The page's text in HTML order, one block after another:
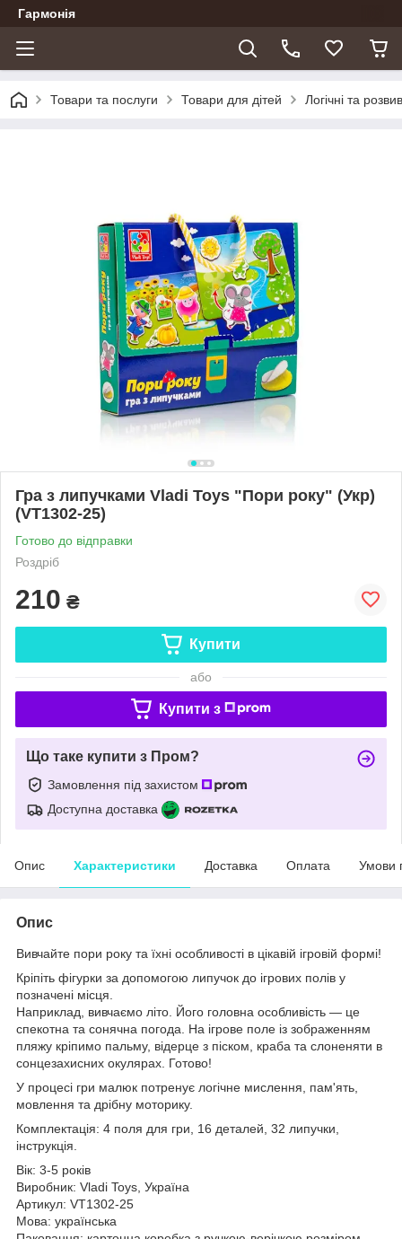
Гармонія
Товари та послуги Товари для дітей Логічні та
Гра з липучками Vladi Toys "Пори року" (Укр)
(VT1302-25)
Готово до відправки
Роздріб
210 ₴
Купити
або
Купити з
Що таке купити з Пром?
Замовлення під захистом
Доступна доставка
Опис Характеристики Доставка Оплата Умови
Опис
Вивчайте пори року та їхні особливості в цікавій ігровій формі!
Кріпіть фігурки за допомогою липучок до ігрових полів у
позначені місця.
Наприклад, вивчаємо літо. Його головна особливість — це
спекотна та сонячна погода. На ігрове поле із зображенням
пляжу кріпимо пальму, відерце з піском, краба та слоненяти в
сонцезахисних окулярах. Готово!
У процесі гри малюк потренує логічне мислення, пам'ять,
мовлення та дрібну моторику.
Комплектація: 4 поля для гри, 16 деталей, 32 липучки,
інструкція.
Вік: 3-5 років
Виробник: Vladi Toys, Україна
Артикул: VT1302-25
Мова: українська